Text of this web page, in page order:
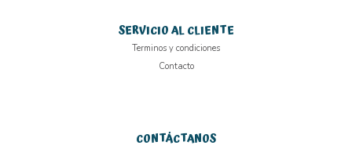
SERVICIO AL CLIENTE
Terminos y condiciones
Contacto
CONTÁCTANOS